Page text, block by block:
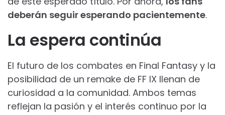
deberán seguir esperando pacientemente.
La espera continúa
El futuro de los combates en Final Fantasy y la
posibilidad de un remake de FF IX llenan de
curiosidad a la comunidad. Ambos temas
reflejan la pasión y el interés continuo por la